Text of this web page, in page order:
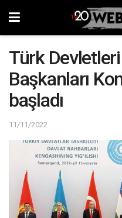
Türk
Başkanları
başladı
11/11/2022